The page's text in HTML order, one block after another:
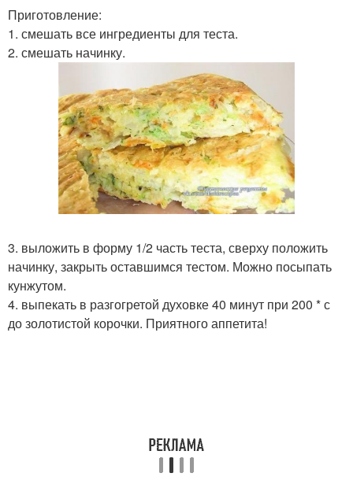
Приготовление:
1. смешать все ингредиенты для теста.
2. смешать начинку.
3. выложить в форму 1/2 часть теста, сверху положить
начинку, закрыть оставшимся тестом. Можно посыпать
кунжутом.
4. выпекать в разгогретой духовке 40 минут при 200 * с
до золотистой корочки. Приятного аппетита!